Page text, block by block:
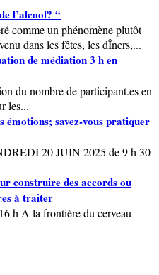
l’alcool? “
comme un phénomène plutôt
dans les fêtes, les dÎners,...
de médiation 3 h en
du nombre de participant.es en
les...
savez-vous pratiquer
20 JUIN 2025 de 9 h 30
construire des accords ou
à traiter
h A la frontière du cerveau